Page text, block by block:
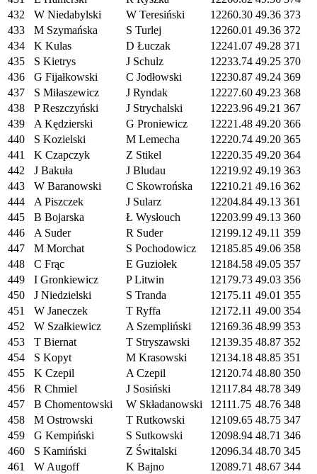
432
W Niedabylski W Teresiński 12260.30 49.36 373
433
M Szymańska S Turlej 12260.01 49.36 372
434
K Kulas D Łuczak 12241.07 49.28 371
435
S Kietrys J Schulz 12233.74 49.25 370
436
G Fijałkowski C Jodłowski 12230.87 49.24 369
437
S Miłaszewicz J Ryndak 12227.60 49.23 368
438
P Reszczyński J Strychalski 12223.96 49.21 367
439
A Kędzierski G Proniewicz 12221.48 49.20 366
440
S Kozielski M Lemecha 12220.74 49.20 365
441
K Czapczyk Z Stikel 12220.35 49.20 364
442
J Bakuła J Bludau 12219.92 49.19 363
443
W Baranowski C Skowrońska 12210.21 49.16 362
444
A Piszczek J Sularz 12204.84 49.13 361
445
B Bojarska Ł Wysłouch 12203.99 49.13 360
446
A Suder R Suder 12199.12 49.11 359
447
M Morchat S Pochodowicz 12185.85 49.06 358
448
C Frąc E Guziołek 12184.58 49.05 357
449
I Gronkiewicz P Litwin 12179.73 49.03 356
450
J Niedzielski S Tranda 12175.11 49.01 355
451
W Janeczek T Ryffa 12172.11 49.00 354
452
W Szałkiewicz A Szempliński 12169.36 48.99 353
453
T Biernat T Stryszawski 12139.35 48.87 352
454
S Kopyt M Krasowski 12134.18 48.85 351
455
K Czepil A Czepil 12120.74 48.80 350
456
R Chmiel J Sosiński 12117.84 48.78 349
457
B Chomentowski W Składanowski 12111.75 48.76 348
458
M Ostrowski T Rutkowski 12109.65 48.75 347
459
G Kempiński S Sutkowski 12098.94 48.71 346
460
S Kamiński Z Świtalski 12096.34 48.70 345
461
W Augoff K Bajno 12089.71 48.67 344